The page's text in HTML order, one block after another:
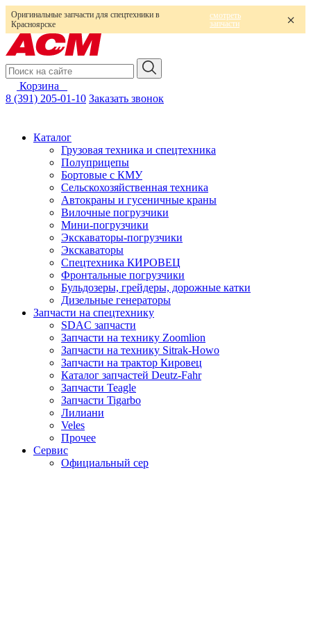
Оригинальные запчасти для спецтехники в
Красноярске
смотреть
запчасти
Корзина
8 (391) 205-01-10 Заказать звонок
Каталог
Грузовая техника и спецтехника
Полуприцепы
Бортовые с КМУ
Сельскохозяйственная техника
Автокраны и гусеничные краны
Вилочные погрузчики
Мини-погрузчики
Экскаваторы-погрузчики
Экскаваторы
Спецтехника КИРОВЕЦ
Фронтальные погрузчики
Бульдозеры, грейдеры, дорожные катки
Дизельные генераторы
Запчасти на спецтехнику
SDAC запчасти
Запчасти на технику Zoomlion
Запчасти на технику Sitrak-Howo
Запчасти на трактор Кировец
Каталог запчастей Deutz-Fahr
Запчасти Teagle
Запчасти Tigarbo
Лилиани
Veles
Прочее
Сервис
Официальный сер